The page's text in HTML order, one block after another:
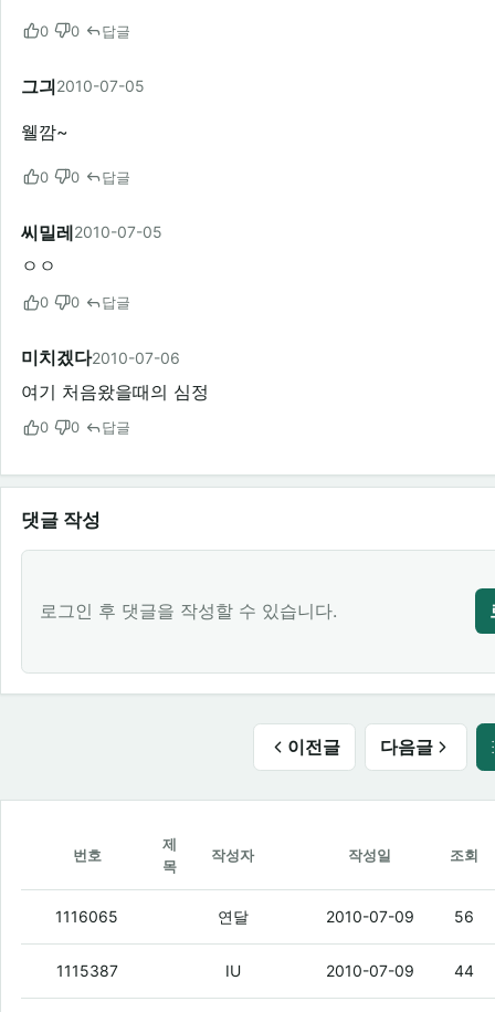
0 0 답글
그긔2010-07-05
웰깜~
0 0 답글
씨밀레2010-07-05
ㅇㅇ
0 0 답글
미치겠다2010-07-06
여기 처음왔을때의 심정
0 0 답글
댓글 작성
로그인 후 댓글을 작성할 수 있습니다.
이전글 다음글
번호
제
목
작성자 작성일 조회
1116065 인터넷 새로 가입하기 젤 좋은곳은 어디
연달 2010-07-09 56
1115387 (5)
IU 2010-07-09 44